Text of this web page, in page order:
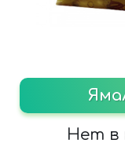
Нет в